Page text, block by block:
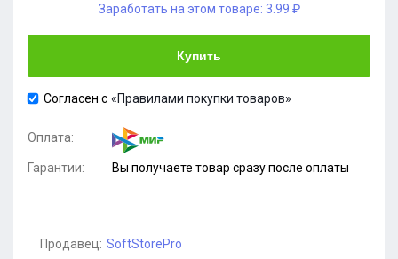
Заработать на этом товаре: 3.99 ₽
Купить
Согласен с «Правилами покупки товаров»
Оплата:
Гарантии: Вы получаете товар сразу после оплаты
Продавец: SoftStorePro